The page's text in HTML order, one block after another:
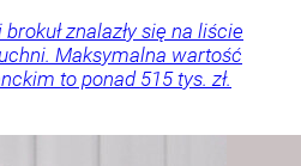
znalazły się na liście
Maksymalna wartość
to ponad 515 tys. zł.